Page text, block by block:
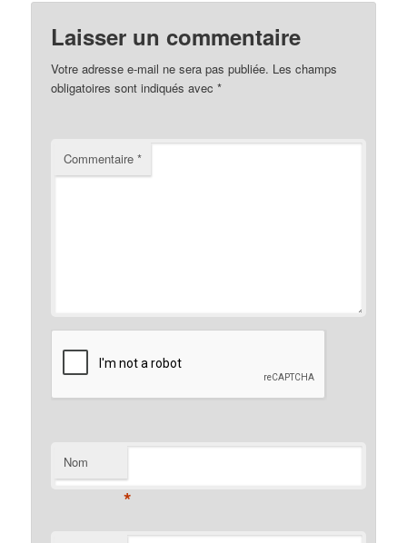
Laisser un commentaire
Votre adresse e-mail ne sera pas publiée. Les champs
obligatoires sont indiqués avec*
Commentaire*
Nom
*